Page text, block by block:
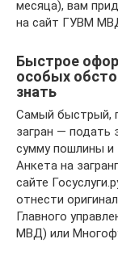
месяца), вам
на сайт ГУВМ
Быстрое
особых
знать
Самый быстрый,
загран — подать
сумму пошлины и
Анкета на
сайте
отнести
Главного
МВД) или